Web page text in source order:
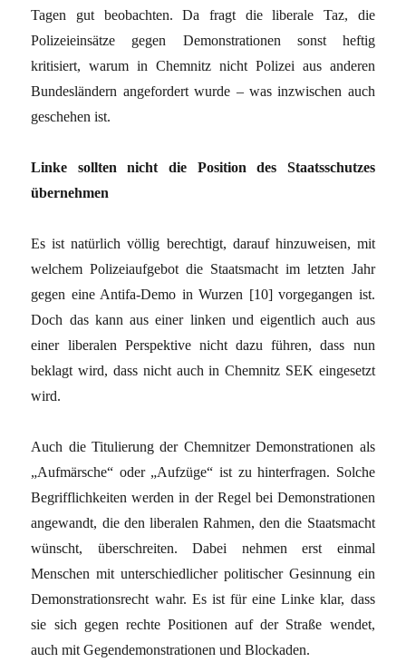
Tagen gut beobachten. Da fragt die liberale Taz, die
Polizeieinsätze gegen Demonstrationen sonst heftig
kritisiert, warum in Chemnitz nicht Polizei aus anderen
Bundesländern angefordert wurde – was inzwischen auch
geschehen ist.
Linke sollten nicht die Position des Staatsschutzes
übernehmen
Es ist natürlich völlig berechtigt, darauf hinzuweisen, mit
welchem Polizeiaufgebot die Staatsmacht im letzten Jahr
gegen eine Antifa-Demo in Wurzen [10] vorgegangen ist.
Doch das kann aus einer linken und eigentlich auch aus
einer liberalen Perspektive nicht dazu führen, dass nun
beklagt wird, dass nicht auch in Chemnitz SEK eingesetzt
wird.
Auch die Titulierung der Chemnitzer Demonstrationen als
„Aufmärsche“ oder „Aufzüge“ ist zu hinterfragen. Solche
Begrifflichkeiten werden in der Regel bei Demonstrationen
angewandt, die den liberalen Rahmen, den die Staatsmacht
wünscht, überschreiten. Dabei nehmen erst einmal
Menschen mit unterschiedlicher politischer Gesinnung ein
Demonstrationsrecht wahr. Es ist für eine Linke klar, dass
sie sich gegen rechte Positionen auf der Straße wendet,
auch mit Gegendemonstrationen und Blockaden.